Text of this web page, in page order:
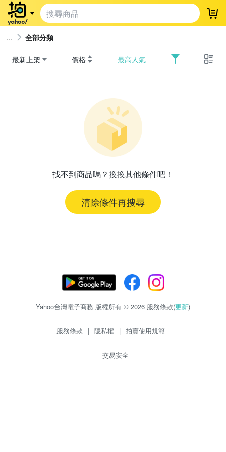
登
全部分類
最新上架 價格 最高人氣
找不到商品嗎？換換其他條件吧！
清除條件再搜尋
Yahoo台灣電子商務 版權所有 © 2026 服務條款(更新)
服務條款 | 隱私權 | 拍賣使用規範
交易安全